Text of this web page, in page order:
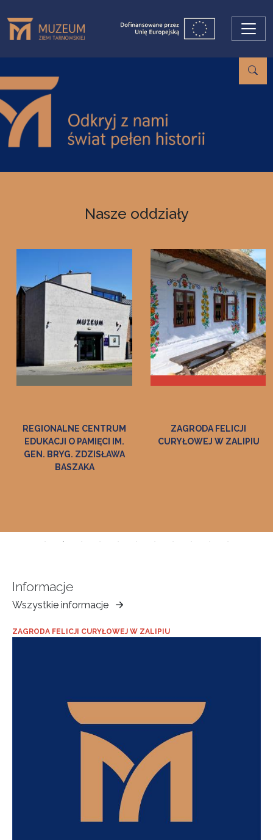
Nasze oddziały
ZAGRODA FELICJI
CURYŁOWEJ W ZALIPIU
MUZEUM
ETNOGRAFICZNE
Informacje
Wszystkie informacje
Muzeum
Ziemi
Tarnowskiej
ZAGRODA FELICJI CURYŁOWEJ W ZALIPIU